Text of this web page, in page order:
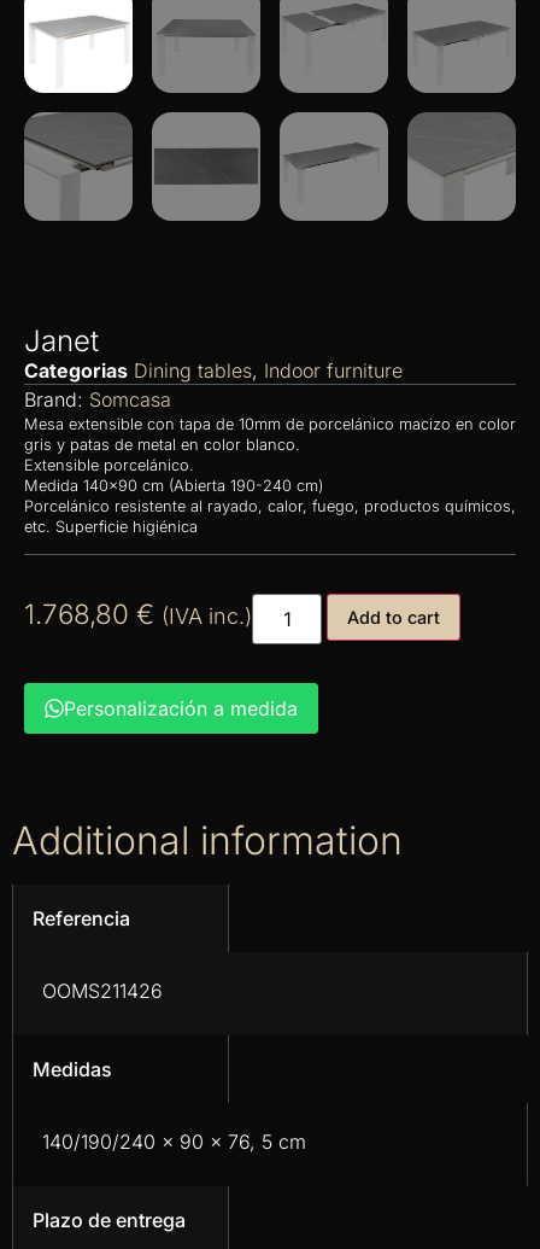
Janet
Categorias Dining tables, Indoor furniture
Brand: Somcasa
Mesa extensible con tapa de 10mm de porcelánico macizo en color
gris y patas de metal en color blanco.
Extensible porcelánico.
Medida 140×90 cm (Abierta 190-240 cm)
Porcelánico resistente al rayado, calor, fuego, productos químicos,
etc. Superficie higiénica
1.768,80 € (IVA inc.) Add to cart
Personalización a medida
Additional information
Referencia
OOMS211426
Medidas
140/190/240 x 90 x 76, 5 cm
Plazo de entrega